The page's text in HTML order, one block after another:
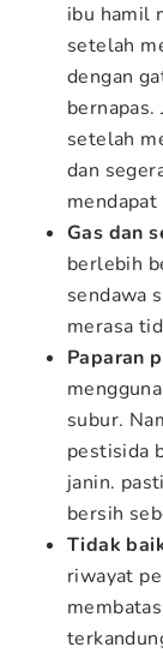
ibu hamil
setelah
dengan
setelah
dan
mendapat
Gas dan
berlebih
sendawa
merasa
Paparan
subur.
pestisida
janin.
bersih
Tidak
riwayat